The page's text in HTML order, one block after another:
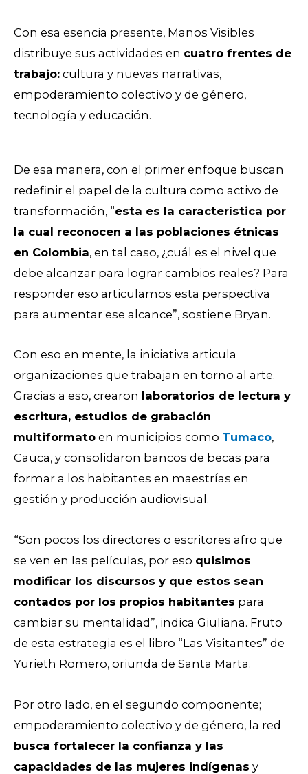
Con esa esencia presente, Manos Visibles
distribuye sus actividades en cuatro frentes de
trabajo: cultura y nuevas narrativas,
empoderamiento colectivo y de género,
tecnología y educación.
De esa manera, con el primer enfoque buscan
redefinir el papel de la cultura como activo de
transformación, “esta es la característica por
la cual reconocen a las poblaciones étnicas
en Colombia, en tal caso, ¿cuál es el nivel que
debe alcanzar para lograr cambios reales? Para
responder eso articulamos esta perspectiva
para aumentar ese alcance”, sostiene Bryan.
Con eso en mente, la iniciativa articula
organizaciones que trabajan en torno al arte.
Gracias a eso, crearon laboratorios de lectura y
escritura, estudios de grabación
multiformato en municipios como Tumaco,
Cauca, y consolidaron bancos de becas para
formar a los habitantes en maestrías en
gestión y producción audiovisual.
“Son pocos los directores o escritores afro que
se ven en las películas, por eso quisimos
modificar los discursos y que estos sean
contados por los propios habitantes para
cambiar su mentalidad”, indica Giuliana. Fruto
de esta estrategia es el libro “Las Visitantes” de
Yurieth Romero, oriunda de Santa Marta.
Por otro lado, en el segundo componente;
empoderamiento colectivo y de género, la red
busca fortalecer la confianza y las
capacidades de las mujeres indígenas y